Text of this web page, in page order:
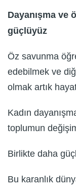
Dayanışma ve
güçlüyüz
Öz savunma
edebilmek ve
olmak artık
Kadın
toplumun
Birlikte daha
Bu karanlık